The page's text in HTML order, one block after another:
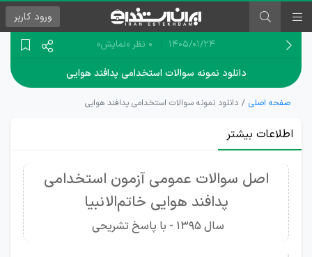
ورود کاربر
۱۴۰۵/۰۱/۲۴ 0 نظر «نمایش»
دانلود نمونه سوالات استخدامی پدافند هوایی
صفحه اصلی دانلود نمونه سوالات استخدامی پدافند هوایی
اطلاعات بیشتر
اصل سوالات عمومی آزمون استخدامی
پدافند هوایی خاتم‌الانبیا
سال 1395 - با پاسخ تشریحی